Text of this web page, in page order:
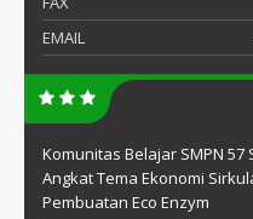
EMAIL
Komunitas Belajar SMPN 57
Angkat Tema Ekonomi
Pembuatan Eco Enzym